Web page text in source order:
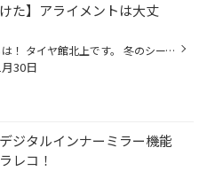
けた】アライメントは大丈
こんにちは！ タイヤ館北上です。 冬のシーズン中に多いお問合せが 「ぶつけた」事による アライメントのご依頼です。 ・事故で「ぶつけ(られ)た」 ・縁石に強くタイヤを「ぶつけた」 冬になると路面状況が悪く、 凍結した路面で滑ってしまい 「ぶつけた」という内容が 多いようです。(゜_゜) 衝撃...
30日
ジタルインナーミラー機能
レコ！